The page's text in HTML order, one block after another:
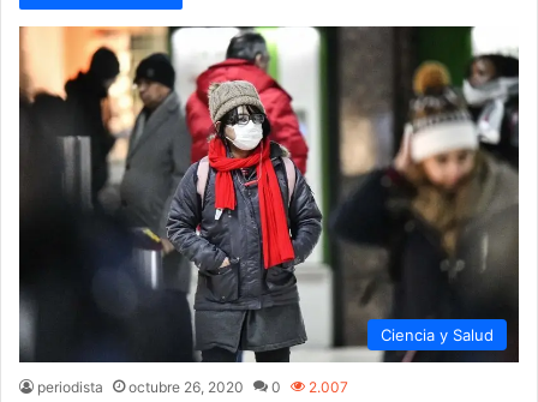
Ciencia y Salud
periodista octubre 26, 2020 0 2.007